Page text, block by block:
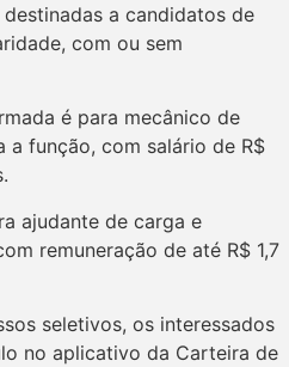
a candidatos de
com ou sem
é para mecânico de
a função, com salário de R$
ajudante de carga e
remuneração de até R$ 1,7
seletivos, os interessados
no aplicativo da Carteira de